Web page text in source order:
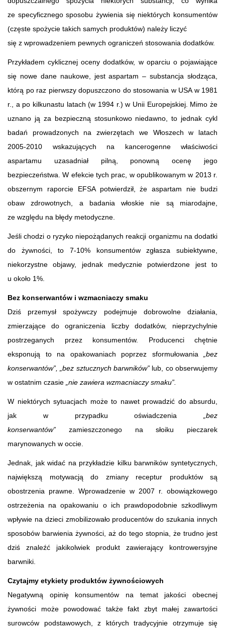
ze specyficznego sposobu żywienia się niektórych konsumentów
(częste spożycie takich samych produktów) należy liczyć
się z wprowadzeniem pewnych ograniczeń stosowania dodatków.
Przykładem cyklicznej oceny dodatków, w oparciu o pojawiające
się nowe dane naukowe, jest aspartam – substancja słodząca,
którą po raz pierwszy dopuszczono do stosowania w USA w 1981
r., a po kilkunastu latach (w 1994 r.) w Unii Europejskiej. Mimo że
uznano ją za bezpieczną stosunkowo niedawno, to jednak cykl
badań prowadzonych na zwierzętach we Włoszech w latach
2005-2010 wskazujących na kancerogenne właściwości
aspartamu uzasadniał pilną, ponowną ocenę jego
bezpieczeństwa. W efekcie tych prac, w opublikowanym w 2013 r.
obszernym raporcie EFSA potwierdził, że aspartam nie budzi
obaw zdrowotnych, a badania włoskie nie są miarodajne,
ze względu na błędy metodyczne.
Jeśli chodzi o ryzyko niepożądanych reakcji organizmu na dodatki
do żywności, to 7-10% konsumentów zgłasza subiektywne,
niekorzystne objawy, jednak medycznie potwierdzone jest to
u około 1%.
Bez konserwantów i wzmacniaczy smaku
Dziś przemysł spożywczy podejmuje dobrowolne działania,
zmierzające do ograniczenia liczby dodatków, nieprzychylnie
postrzeganych przez konsumentów. Producenci chętnie
eksponują to na opakowaniach poprzez sformułowania
„bez
konserwantów”, „bez sztucznych barwników” lub, co obserwujemy
w ostatnim czasie „nie zawiera wzmacniaczy smaku”.
W niektórych sytuacjach może to nawet prowadzić do absurdu,
jak w przypadku oświadczenia
„bez
konserwantów” zamieszczonego na słoiku pieczarek
marynowanych w occie.
Jednak, jak widać na przykładzie kilku barwników syntetycznych,
największą motywacją do zmiany receptur produktów są
obostrzenia prawne. Wprowadzenie w 2007 r. obowiązkowego
ostrzeżenia na opakowaniu o ich prawdopodobnie szkodliwym
wpływie na dzieci zmobilizowało producentów do szukania innych
sposobów barwienia żywności, aż do tego stopnia, że trudno jest
dziś znaleźć jakikolwiek produkt zawierający kontrowersyjne
barwniki.
Czytajmy etykiety produktów żywnościowych
Negatywną opinię konsumentów na temat jakości obecnej
żywności może powodować także fakt zbyt małej zawartości
surowców podstawowych, z których tradycyjnie otrzymuje się